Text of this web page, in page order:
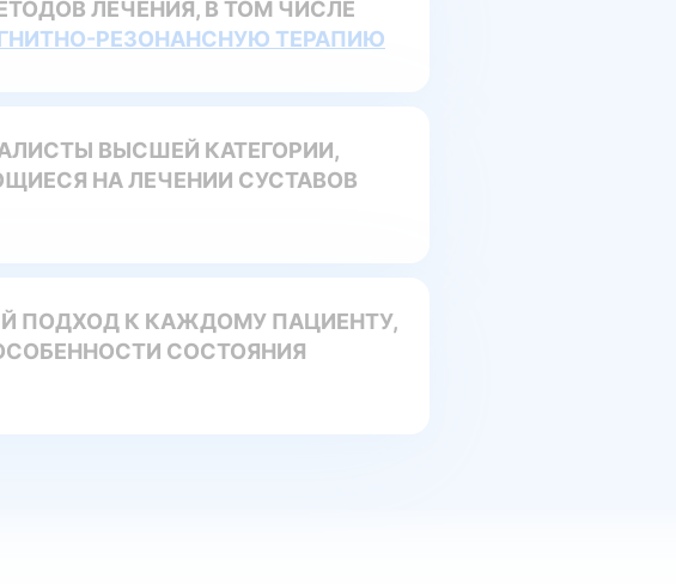
ЛЕЧЕНИЯ, В ТОМ ЧИСЛЕ
РЕЗОНАНСНУЮ ТЕРАПИЮ
ВЫСШЕЙ КАТЕГОРИИ,
НА ЛЕЧЕНИИ СУСТАВОВ
ПОДХОД К КАЖДОМУ ПАЦИЕНТУ,
СОСТОЯНИЯ